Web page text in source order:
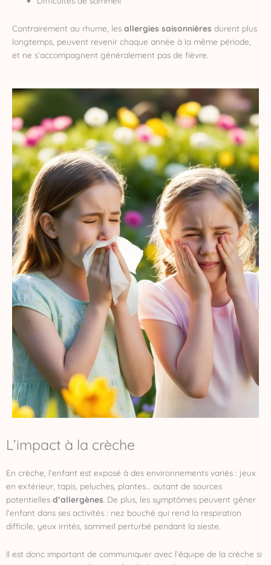
Contrairement au rhume, les allergies saisonnières durent plus
longtemps, peuvent revenir chaque année à la même période,
et ne s’accompagnent généralement pas de fièvre.
L’impact à la crèche
En crèche, l’enfant est exposé à des environnements variés : jeux
en extérieur, tapis, peluches, plantes… autant de sources
potentielles d’allergènes. De plus, les symptômes peuvent gêner
l’enfant dans ses activités : nez bouché qui rend la respiration
difficile, yeux irrités, sommeil perturbé pendant la sieste.
Il est donc important de communiquer avec l’équipe de la crèche si